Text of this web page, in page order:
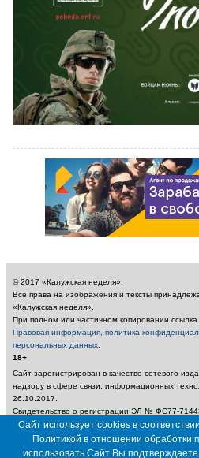
© 2017 «Калужская неделя».
Все права на изображения и тексты
«Калужская неделя».
При полном или частичном копировании ссылка
Правовая информация, политика
персональных данных
18+
Сайт зарегистрирован в качестве сетевого
надзору в сфере связи, информационных
26.10.2017.
Свидетельство о регистрации ЭЛ № ФС77-
Учредитель: Муниципальное бюджетное
неделя»
Главный редактор: Амбарцумян А. Ю. /
Сайт использует cookies в
Политикой в отношении
использовать Сайт Вы подтверждаете